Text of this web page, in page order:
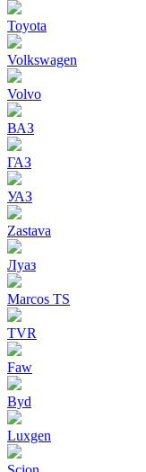
Toyota
Volkswagen
Volvo
ВАЗ
ГАЗ
УАЗ
Zastava
Луаз
Marcos TS
TVR
Faw
Byd
Luxgen